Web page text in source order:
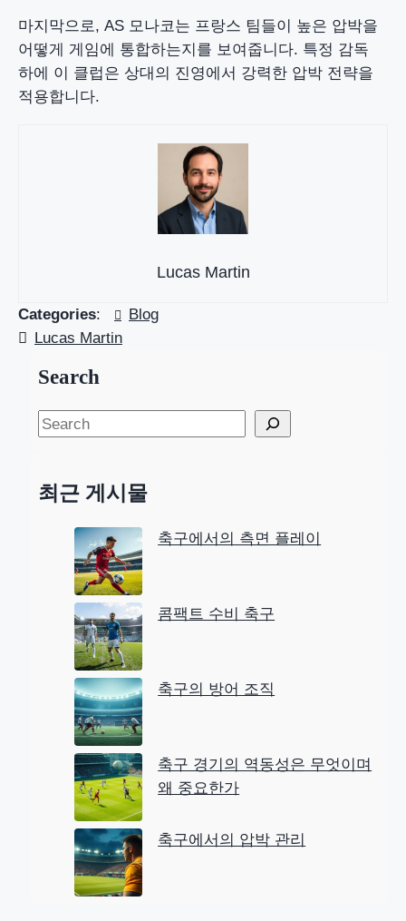
마지막으로, AS 모나코는 프랑스 팀들이 높은 압박을
어떻게 게임에 통합하는지를 보여줍니다. 특정 감독
하에 이 클럽은 상대의 진영에서 강력한 압박 전략을
적용합니다.
Lucas Martin
Categories:
Blog
Lucas Martin
Search
S
r
최근 게시물
축구에서의 측면 플레이
콤팩트 수비 축구
축구의 방어 조직
축구 경기의 역동성은 무엇이며
왜 중요한가
축구에서의 압박 관리